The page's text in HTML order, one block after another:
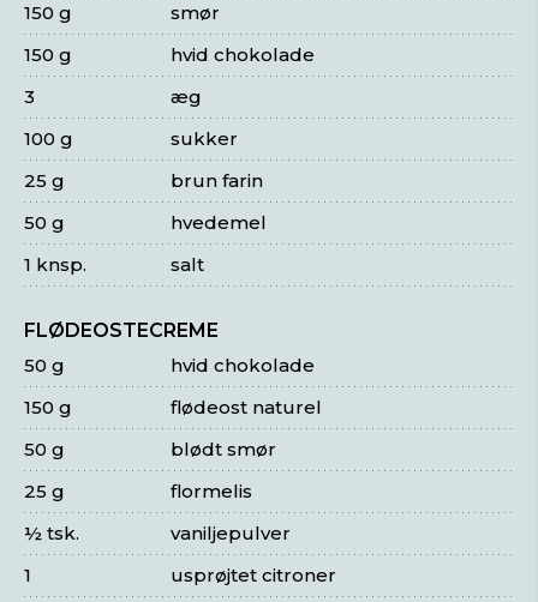
smør
150 g
hvid chokolade
150 g
æg
3
sukker
100 g
brun farin
25 g
hvedemel
50 g
salt
1 knsp.
FLØDEOSTECREME
hvid chokolade
50 g
flødeost naturel
150 g
blødt smør
50 g
flormelis
25 g
vaniljepulver
½ tsk.
usprøjtet citroner
1